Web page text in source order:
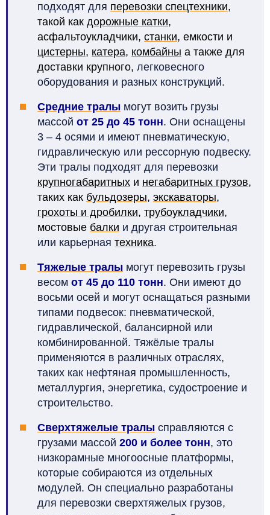
подходят для перевозки спецтехники,
такой как дорожные катки,
асфальтоукладчики, станки, емкости и
цистерны, катера, комбайны а также для
доставки крупного, легковесного
оборудования и разных конструкций.
Средние тралы могут возить грузы
массой от 25 до 45 тонн. Они оснащены
3 – 4 осями и имеют пневматическую,
гидравлическую или рессорную подвеску.
Эти тралы подходят для перевозки
крупногабаритных и негабаритных грузов,
таких как бульдозеры, экскаваторы,
грохоты и дробилки, трубоукладчики,
мостовые балки и другая строительная
или карьерная техника.
Тяжелые тралы могут перевозить грузы
весом от 45 до 110 тонн. Они имеют до
восьми осей и могут оснащаться разными
типами подвесок: пневматической,
гидравлической, балансирной или
комбинированной. Тяжёлые тралы
применяются в различных отраслях,
таких как нефтяная промышленность,
металлургия, энергетика, судостроение и
строительство.
Сверхтяжелые тралы справляются с
грузами массой 200 и более тонн, это
низкорамные многоосные платформы,
которые собираются из отдельных
модулей. Он специально разработаны
для перевозки сверхтяжелых грузов,